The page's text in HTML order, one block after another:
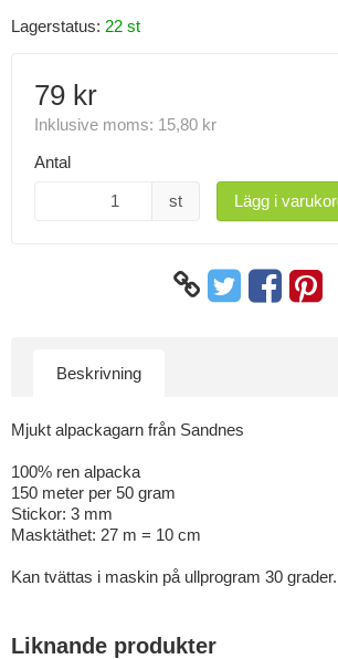
Lagerstatus: 22 st
79 kr
Inklusive moms: 15,80 kr
Antal
st Lägg i
Beskrivning
Mjukt alpackagarn från Sandnes
100% ren alpacka
150 meter per 50 gram
Stickor: 3 mm
Masktäthet: 27 m = 10 cm
Kan tvättas i maskin på ullprogram 30 grader.
Liknande produkter